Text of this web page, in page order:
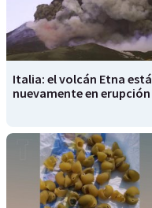
Italia: el volcán Etna está
nuevamente en erupción